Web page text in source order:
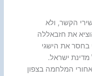
הקשר, ולא
את חזבאללה
בחסר את הישגי
מדינת ישראל.
המלחמה בצפון